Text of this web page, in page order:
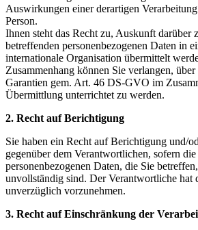
Auswirkungen einer derartigen
Person.
Ihnen steht das Recht zu, Auskunft darüber
betreffenden personenbezogenen Daten in
internationale Organisation übermittelt
Zusammenhang können Sie verlangen, über
Garantien gem. Art. 46 DS-GVO im
Übermittlung unterrichtet zu werden.
2. Recht auf Berichtigung
Sie haben ein Recht auf Berichtigung und/
gegenüber dem Verantwortlichen, sofern die
personenbezogenen Daten, die Sie
unvollständig sind. Der Verantwortliche hat
unverzüglich vorzunehmen.
3. Recht auf Einschränkung der